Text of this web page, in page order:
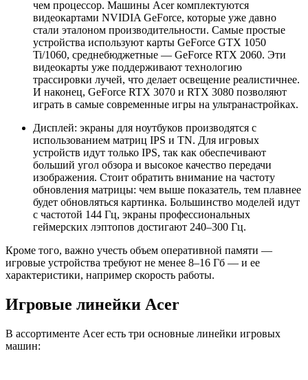
чем процессор. Машины Acer комплектуются
видеокартами NVIDIA GeForce, которые уже давно
стали эталоном производительности. Самые простые
устройства используют карты GeForce GTX 1050
Ti/1060, среднебюджетные — GeForce RTX 2060. Эти
видеокарты уже поддерживают технологию
трассировки лучей, что делает освещение реалистичнее.
И наконец, GeForce RTX 3070 и RTX 3080 позволяют
играть в самые современные игры на ультранастройках.
Дисплей: экраны для ноутбуков производятся с
использованием матриц IPS и TN. Для игровых
устройств идут только IPS, так как обеспечивают
больший угол обзора и высокое качество передачи
изображения. Стоит обратить внимание на частоту
обновления матрицы: чем выше показатель, тем плавнее
будет обновляться картинка. Большинство моделей идут
с частотой 144 Гц, экраны профессиональных
геймерских лэптопов достигают 240–300 Гц.
Кроме того, важно учесть объем оперативной памяти —
игровые устройства требуют не менее 8–16 Гб — и ее
характеристики, например скорость работы.
Игровые линейки Acer
В ассортименте Acer есть три основные линейки игровых
машин: